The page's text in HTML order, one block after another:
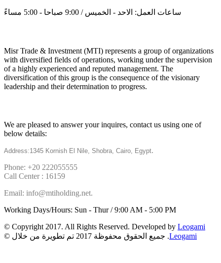
ساعات العمل: الاحد - الخميس / 9:00 صباحا - 5:00 مساءً
Misr Trade & Investment (MTI) represents a group of organizations
with diversified fields of operations, working under the supervision
of a highly experienced and reputed management. The
diversification of this group is the consequence of the visionary
leadership and their determination to progress.
We are pleased to answer your inquires, contact us using one of
below details:
Address:1345 Kornish El Nile, Shobra, Cairo, Egypt.
Phone: +20 222055555
Call Center : 16159
Email: info@mtiholding.net.
Working Days/Hours: Sun - Thur / 9:00 AM - 5:00 PM
© Copyright 2017. All Rights Reserved. Developed by Leogami
© جميع الحقوق محفوظة 2017 تم تطويرة من خلال .Leogami